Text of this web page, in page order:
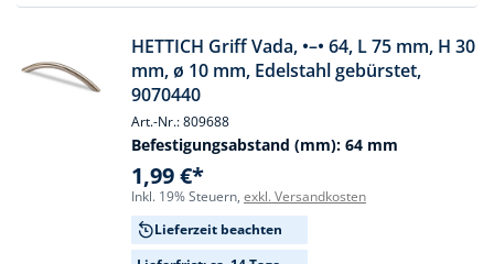
HETTICH Griff Vada, •–• 64, L 75 mm, H 30
mm, ø 10 mm, Edelstahl gebürstet,
9070440
Art.-Nr.: 809688
Befestigungsabstand (mm): 64 mm
1,99 €*
Inkl. 19% Steuern, exkl. Versandkosten
Lieferzeit beachten